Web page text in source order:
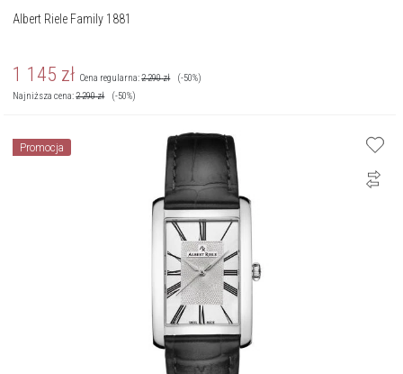
Albert Riele Family 1881
1 145 zł Cena regularna:2 290zł
(-50%)
Najniższa cena:2 290zł (-50%)
Promocja